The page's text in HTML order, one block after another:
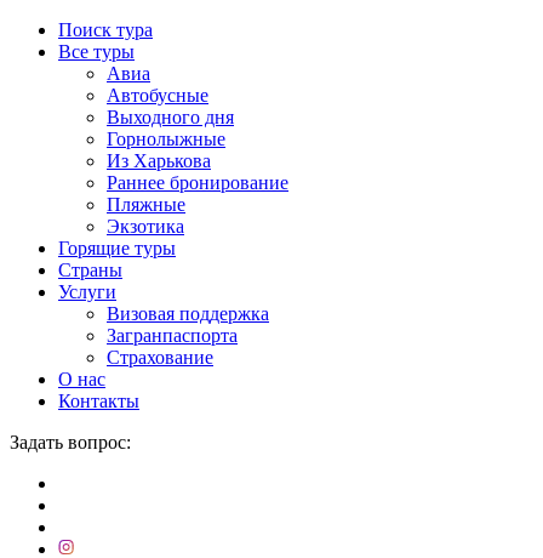
Поиск тура
Все туры
Авиа
Автобусные
Выходного дня
Горнолыжные
Из Харькова
Раннее бронирование
Пляжные
Экзотика
Горящие туры
Страны
Услуги
Визовая поддержка
Загранпаспорта
Страхование
О нас
Контакты
Задать вопрос: